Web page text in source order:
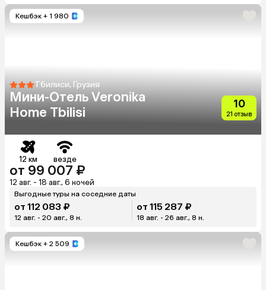
Кешбэк + 1 980
Тбилиси, Грузия
Мини-Отель Veronika
Home Tbilisi
10
21 отзыв
12 км везде
от 99 007 ₽
12 авг. - 18 авг., 6 ночей
Выгодные туры на соседние даты
от 112 083 ₽
12 авг. - 20 авг., 8 н.
от 115 287 ₽
18 авг. - 26 авг., 8 н.
Кешбэк + 2 509